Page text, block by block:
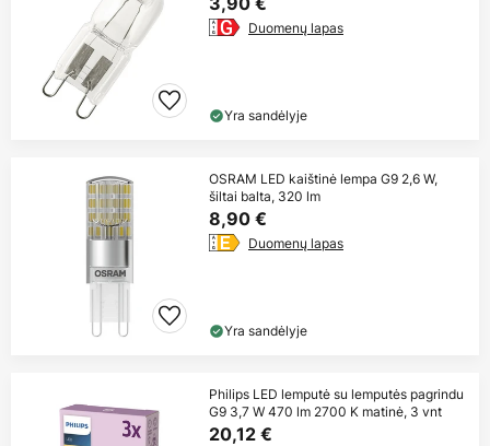
Duomenų lapas
Yra sandėlyje
OSRAM LED kaištinė lempa G9 2,6 W,
šiltai balta, 320 lm
8,90 €
Duomenų lapas
Yra sandėlyje
Philips LED lemputė su lemputės pagrindu
G9 3,7 W 470 lm 2700 K matinė, 3 vnt
20,12 €